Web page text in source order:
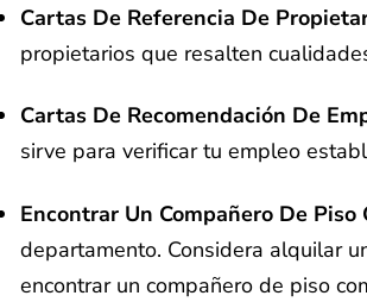
Cartas De Referencia De
propietarios que resalten
Cartas De Recomendación De
sirve para verificar tu empleo
Encontrar Un Compañero De Piso
departamento. Considera alquilar
encontrar un compañero de piso